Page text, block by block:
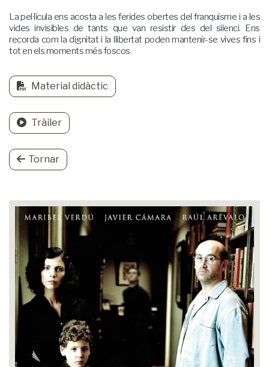
La pel·lícula ens acosta a les ferides obertes del franquisme i a les
vides invisibles de tants que van resistir des del silenci. Ens
recorda com la dignitat i la llibertat poden mantenir-se vives fins i
tot en els moments més foscos.
Material didàctic
Tràiler
Tornar